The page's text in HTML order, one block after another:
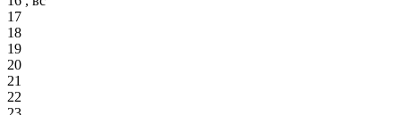
17
18
19
20
21
22